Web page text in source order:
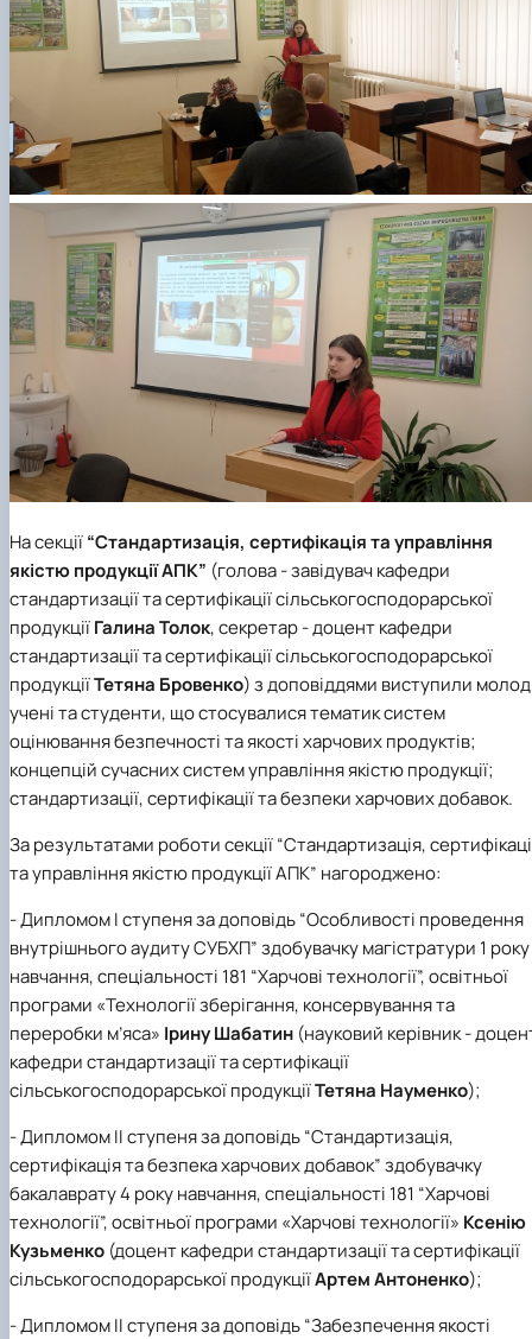
На секції“Стандартизація, сертифікація та управління
якістю продукції АПК” (голова - завідувач кафедри
стандартизації та сертифікації сільськогосподорарської
продукціїГалина Толок, секретар - доцент кафедри
стандартизації та сертифікації сільськогосподорарської
продукціїТетяна Бровенко) з доповіддями виступили
учені та студенти, що стосувалися тематиксистем
оцінювання безпечності та якості харчових продуктів;
концепцій сучасних систем управління якістю продукції;
стандартизації, сертифікації та безпеки харчових добавок.
За результатами роботи секції “Стандартизація,
та управління якістю продукції АПК” нагороджено:
- Дипломом І ступеня за доповідь “Особливості проведення
внутрішнього аудиту СУБХП” здобувачку магістратури 1 року
навчання, спеціальності 181 “Харчові технології”, освітньої
програми «Технології зберігання, консервування та
переробки м’яса» Ірину Шабатин (науковий керівник -
кафедри стандартизації та сертифікації
сільськогосподорарської продукціїТетяна Науменко);
- Дипломом ІІ ступеня за доповідь “Стандартизація,
сертифікація та безпека харчових добавок” здобувачку
бакалаврату 4 року навчання, спеціальності 181 “Харчові
технології”, освітньої програми «Харчові технології» Ксенію
Кузьменко (доцент кафедри стандартизації та сертифікації
сільськогосподорарської продукціїАртем Антоненко);
- Дипломом ІІ ступеня за доповідь “Забезпечення якості